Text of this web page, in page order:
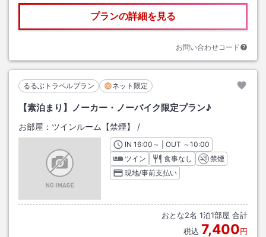
プランの詳細を見る
お問い合わせコード
るるぶトラベルプラン ネット限定
【素泊まり】ノーカー・ノーバイク限定プラン♪
お部屋： ツインルーム【禁煙】 /
INチェックイン
16:00 ～ | OUT チェックアウト
～10:00
ツイン
食事なし
禁煙
現地/事前支払い
おとな2名 1泊1部屋 合計
税込 7,400円